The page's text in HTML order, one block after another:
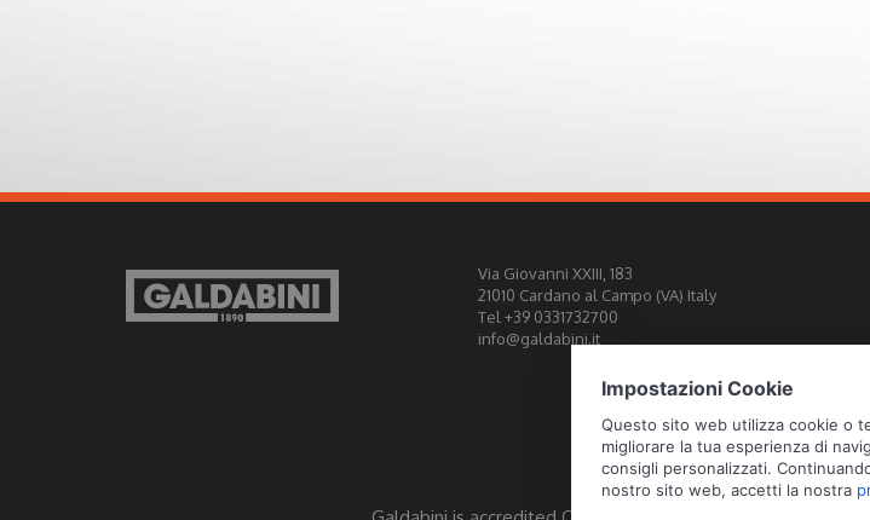
Via Giovanni XXIII, 183
21010 Cardano al Campo (VA) Italy
Tel +39 0331732700
info@galdabini.it